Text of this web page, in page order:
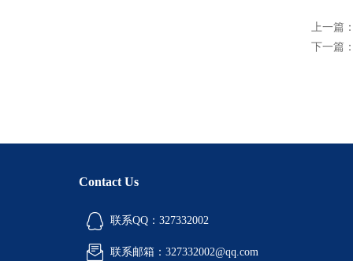
上一篇
下一篇
Contact Us
联系QQ：327332002
联系邮箱：327332002@qq.com